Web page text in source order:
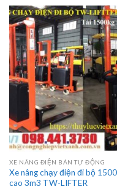
XE NÂNG ĐIỆN BÁN TỰ ĐỘNG
Xe nâng chạy điện đi bộ
cao 3m3 TW-LIFTER